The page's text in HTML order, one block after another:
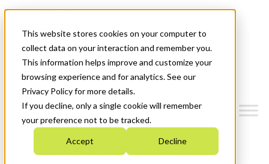
This website stores cookies on your computer to
collect data on your interaction and remember you.
This information helps improve and customize your
browsing experience and for analytics. See our
Privacy Policy for more details.
If you decline, only a single cookie will remember
your preference not to be tracked.
Accept Decline
News & Events
Get Started
Menu
Who We Are
Strategic Plan 2026-2030